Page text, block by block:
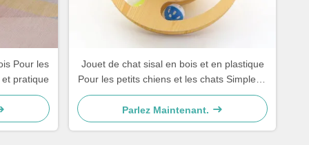
Pour les
pratique
Jouet de chat sisal en bois et en plastique
Pour les petits chiens et les chats Simple et
pratique
Parlez Maintenant.